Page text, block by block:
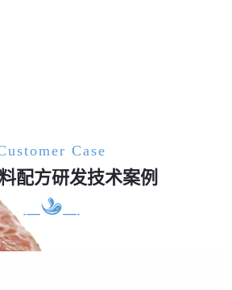
Case
配方研发技术案例